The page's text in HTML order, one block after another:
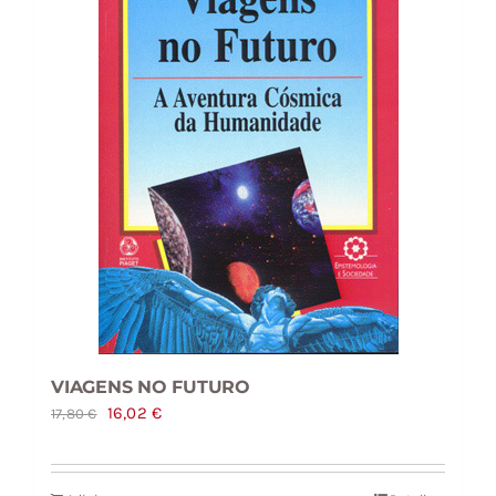
VIAGENS NO FUTURO
17,80€
O
original
16,02€O
atual